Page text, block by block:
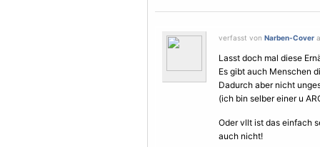
verfasst von Narben-Cover
Lasst doch mal diese
Es gibt auch Menschen
Dadurch aber nicht
(ich bin selber einer u
Oder vllt ist das einfach
auch nicht!